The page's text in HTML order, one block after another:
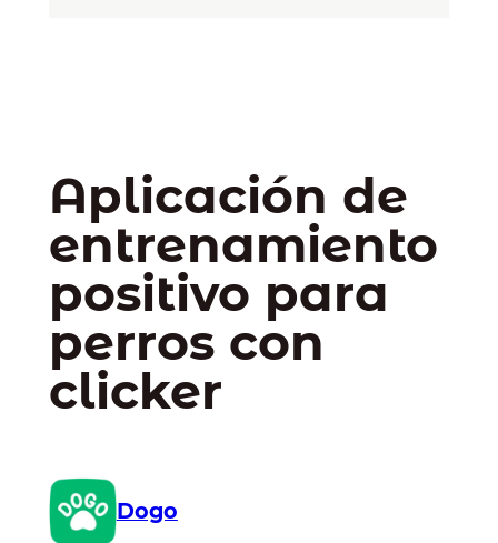
Aplicación de
entrenamiento
positivo para
perros con
clicker
Dogo